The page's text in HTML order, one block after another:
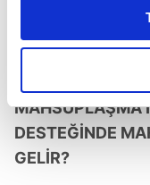
daha iyi reklam
amacımızın size
olduğunu ve sizlere
elimizden gelen
reklamların
kalemimiz olduğunu
MAHSUPLAŞMA
DESTEĞİNDE
GELİR?